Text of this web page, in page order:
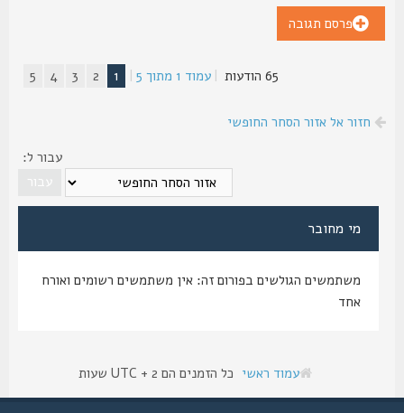
פרסם תגובה
|עמוד1מתוך5
|
1
5
חזור אל אזור הסחר החופשי
עבור ל:
מי מחובר
משתמשים הגולשים בפורום זה: אין משתמשים רשומים ואורח
עמוד ראשי כל הזמנים הם UTC + 2 שעות